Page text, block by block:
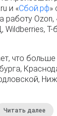
и «Сбой.рф»
Ozon,
Т-
что
Читать далее